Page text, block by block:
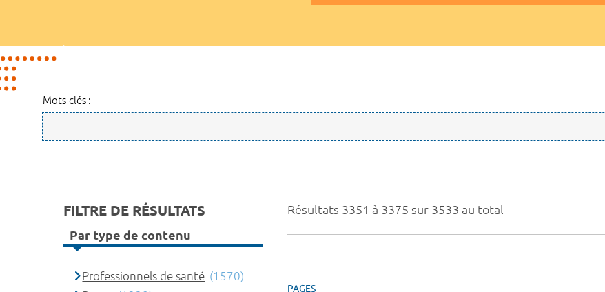
Mots-clés :
Résultats 3351 à 3375 sur 3533 au total
PAGES
FILTRE DE RÉSULTATS
Par type de contenu
Professionnels de santé (1570)